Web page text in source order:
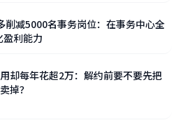
削减5000名事务岗位：在事务中心全
盈利能力
却每年花超2万：解约前要不要先把
掉？